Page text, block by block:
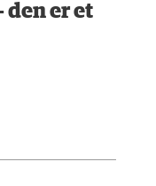
den er et